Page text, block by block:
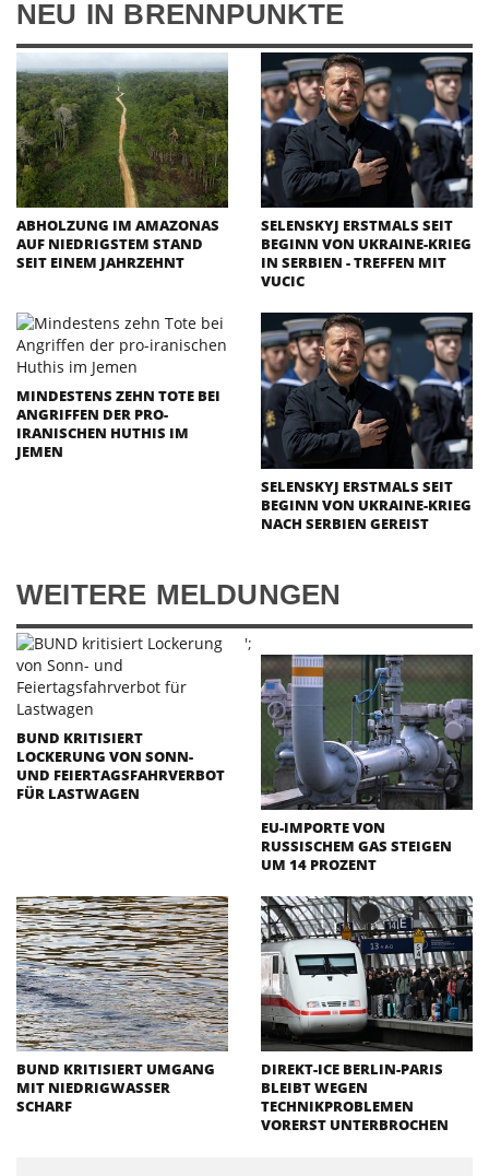
NEU IN BRENNPUNKTE
ABHOLZUNG IM AMAZONAS
AUF NIEDRIGSTEM STAND
SEIT EINEM JAHRZEHNT
SELENSKYJ ERSTMALS SEIT
BEGINN VON UKRAINE-KRIEG
IN SERBIEN - TREFFEN MIT
VUCIC
MINDESTENS ZEHN TOTE BEI
ANGRIFFEN DER PRO-
IRANISCHEN HUTHIS IM
JEMEN
SELENSKYJ ERSTMALS SEIT
BEGINN VON UKRAINE-KRIEG
NACH SERBIEN GEREIST
WEITERE MELDUNGEN
';
BUND KRITISIERT
LOCKERUNG VON SONN-
UND FEIERTAGSFAHRVERBOT
FÜR LASTWAGEN
EU-IMPORTE VON
RUSSISCHEM GAS STEIGEN
UM 14 PROZENT
BUND KRITISIERT UMGANG
MIT NIEDRIGWASSER
SCHARF
DIREKT-ICE BERLIN-PARIS
BLEIBT WEGEN
TECHNIKPROBLEMEN
VORERST UNTERBROCHEN